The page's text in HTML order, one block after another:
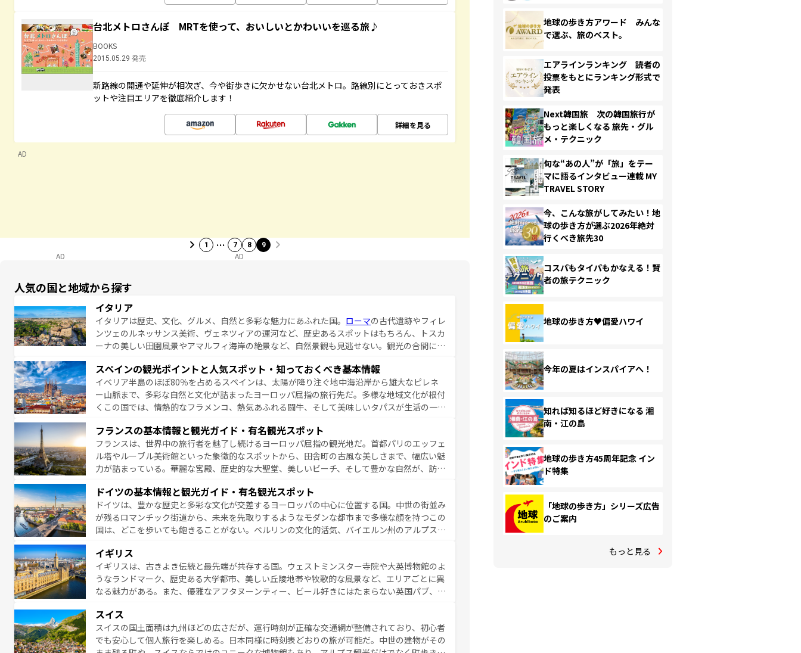
台北メトロさんぽ MRTを使って、おいしいとかわいいを巡る旅♪
BOOKS
2015.05.29 発売
新路線の開通や延伸が相次ぎ、今や街歩きに欠かせない台北メトロ。路線別にとっておきスポ
ットや注目エリアを徹底紹介します！
詳細を見る
AD
1 … 7 8 9
AD AD
人気の国と地域から探す
イタリア
イタリアは歴史、文化、グルメ、自然と多彩な魅力にあふれた国。 ローマの古代遺跡やフィレ
ンツェのルネッサンス美術、ヴェネツィアの運河など、歴史あるスポットはもちろん、トスカ
ーナの美しい田園風景やアマルフィ海岸の絶景など、自然景観も見逃せない。観光の合間に
夜眠るまで、すべての瞬間を楽しませてくれるイタリアで、忘れられない旅をしてみよう！
なお、新着のイタリア情報はコンテンツ一覧を参照してほしい。
スペインの観光ポイントと人気スポット・知っておくべき基本情報
イベリア半島のほぼ80％を占めるスペインは、太陽が降り注ぐ地中海沿岸から雄大なピレネ
ー山脈まで、多彩な自然と文化が詰まったヨーロッパ屈指の旅行先だ。多様な地域文化が根付
くこの国では、情熱的なフラメンコ、熱気あふれる闘牛、そして美味しいタパスが生活の一部
ら、地方では古代ローマ遺跡や中世の城塞都市、穏やかなビーチリゾートまで多彩な表情を見
せる。地方によって風土や気候が異なるスペインはその個性で訪れる人を魅了する。 なお、
新着のスペイン情報はコンテンツ一覧を参照してほしい。
フランスの基本情報と観光ガイド・有名観光スポット
フランスは、世界中の旅行者を魅了し続けるヨーロッパ屈指の観光地だ。首都パリのエッフェ
ル塔やルーブル美術館といった象徴的なスポットから、田舎町の古風な美しさまで、幅広い魅
力が詰まっている。華麗な宮殿、歴史的な大聖堂、美しいビーチ、そして豊かな自然が、訪れ
無形文化遺産にも登録されている。シャンパンの発祥地であるランス、プロヴァンスの香り高
いラベンダー畑など、多彩な楽しみ方が可能だ。さらに、パリ以外の地域にも魅力が溢れてお
り、どの街角にも豊かな歴史と文化が息づいている。パリ以外の個性あふれる地方に足を運ぶ
とそれぞれで全く異なる文化を体験できるだろう。 なお、新着のフランス情報はコンテンツ
ドイツの基本情報と観光ガイド・有名観光スポット
ドイツは、豊かな歴史と多彩な文化が交差するヨーロッパの中心に位置する国。中世の街並み
が残るロマンチック街道から、未来を先取りするようなモダンな都市まで多様な顔を持つこの
国は、どこを歩いても飽きることがない。ベルリンの文化的活気、バイエルン州のアルプスの
ら地元の人と過ごす楽しい時間は、お酒好きな人にはぜひ体験してほしい。 なお、新着のド
イツ情報はコンテンツ一覧を参照してほしい。
イギリス
イギリスは、古きよき伝統と最先端が共存する国。ウェストミンスター寺院や大英博物館のよ
うなランドマーク、歴史ある大学都市、美しい丘陵地帯や牧歌的な風景など、エリアごとに異
なる魅力がある。また、優雅なアフタヌーンティー、ビール好きにはたまらない英国パブ、サ
お、新着のイギリス情報は
スイス
スイスの国土面積は九州ほどの広さだが、運行時刻が正確な交通網が整備されており、初心者
でも安心して個人旅行を楽しめる。日本同様に時刻表どおりの旅が可能だ。中世の建物がその
地球の歩き方アワード みんな
で選ぶ、旅のベスト。
エアラインランキング 読者の
投票をもとにランキング形式で
発表
Next韓国旅 次の韓国旅行が
もっと楽しくなる 旅先・グル
メ・テクニック
旬な“あの人”が「旅」をテー
マに語るインタビュー連載 MY
TRAVEL STORY
今、こんな旅がしてみたい！地
球の歩き方が選ぶ2026年絶対
行くべき旅先30
コスパもタイパもかなえる！賢
者の旅テクニック
地球の歩き方♥偏愛ハワイ
今年の夏はインスパイアへ！
知れば知るほど好きになる 湘
南・江の島
地球の歩き方45周年記念 イン
ド特集
「地球の歩き方」シリーズ広告
のご案内
もっと見る